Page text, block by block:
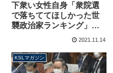
下衆い女性自身「衆院選
で落ちててほしかった世
襲政治家ランキング」発
表→1位が麻生太郎、7位
郎
2021.11.14
KSLマガジン